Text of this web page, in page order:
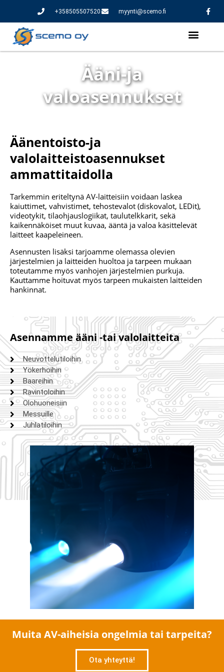
+358505507520 myynti@scemo.fi
Ääni-ja
valoasennukset
Äänentoisto-ja
valolaitteistoasennukset
ammattitaidolla
Tarkemmin eriteltynä AV-laitteisiin voidaan laskea
kaiuttimet, vahvistimet, tehostevalot (diskovalot, LEDit),
videotykit, tilaohjauslogiikat, taulutelkkarit, sekä
kaikennäköiset muut kuvaa, ääntä ja valoa käsittelevät
laitteet kaapeleineen.
Asennusten lisäksi tarjoamme olemassa olevien
järjestelmien ja laitteiden huoltoa ja tarpeen mukaan
toteutamme myös vanhojen järjestelmien purkuja.
Kauttamme hoituvat myös tarpeen mukaisten laitteiden
hankinnat.
Asennamme ääni -tai valolaitteita
Neuvottelutiloihin
Yökerhoihin
Baareihin
Ravintoloihin
Olohuoneisiin
Messuille
Juhlatiloihin
Muita AV-aiheisia ongelmia tai tarpeita?
Ota yhteyttä!